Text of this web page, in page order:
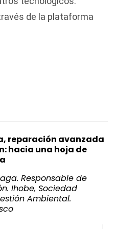
de la plataforma
reparación avanzada
hacia una hoja de
Responsable de
Ihobe, Sociedad
Ambiental.